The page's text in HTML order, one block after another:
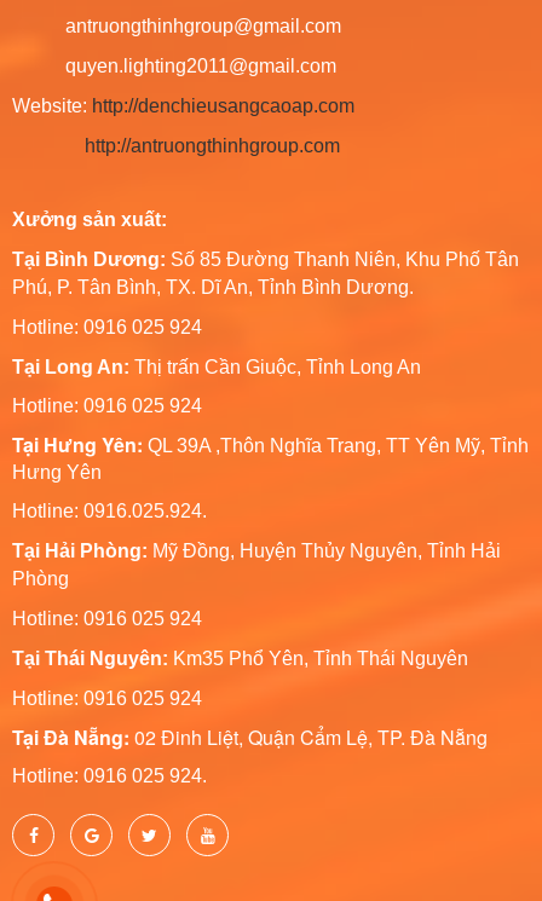
antruongthinhgroup@gmail.com
quyen.lighting2011@gmail.com
Website: http://denchieusangcaoap.com
http://antruongthinhgroup.com
Xưởng sản xuất:
Tại Bình Dương: Số 85 Đường Thanh Niên, Khu Phố Tân
Phú, P. Tân Bình, TX. Dĩ An, Tỉnh Bình Dương.
Hotline: 0916 025 924
Tại Long An: Thị trấn Cần Giuộc, Tỉnh Long An
Hotline: 0916 025 924
Tại Hưng Yên: QL 39A ,Thôn Nghĩa Trang, TT Yên Mỹ, Tỉnh
Hưng Yên
Hotline: 0916.025.924.
Tại Hải Phòng: Mỹ Đồng, Huyện Thủy Nguyên, Tỉnh Hải
Phòng
Hotline: 0916 025 924
Tại Thái Nguyên: Km35 Phổ Yên, Tỉnh Thái Nguyên
Hotline: 0916 025 924
Tại Đà Nẵng: 02 Đinh Liệt, Quận Cẩm Lệ, TP. Đà Nẵng
Hotline: 0916 025 924.